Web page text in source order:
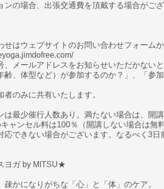
ンの場合、出張交通費を頂戴する場合がご
せはウェブサイトのお問い合わせフォーム
、メールアドレスをお知らせいただかない
齢、体型など）が参加するのか？」、「参
のみに共有いたします。
最少催行人数あり。満たない場合は、開講
ャンセル料は100％（開講しない場合は無料
応できない場合がございます。なるべく3日
ヨガ by MITSU★
かになりがちな「心」と「体」のケア。